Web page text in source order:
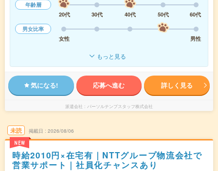
年齢層
20代
30代 40代 50代
60代
男女比率
女性
男性
もっと見る
気になる! 応募へ進む 詳しく見る
派遣会社 パーソルテンプスタッフ株式会社
未読
NEW
掲載日 2026/08/06
時給2010円×在宅有｜NTTグループ物流会社で
営業サポート｜社員化チャンスあり